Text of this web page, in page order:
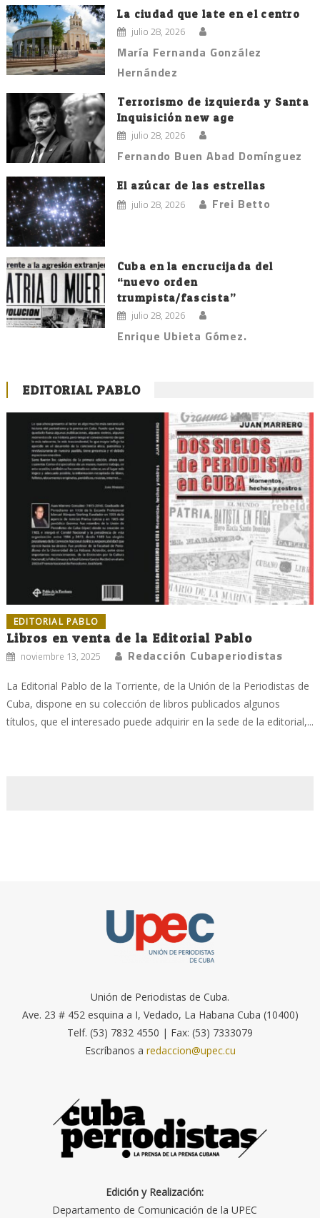
La ciudad que late en el centro
julio 28, 2026
María Fernanda González
Hernández
Terrorismo de izquierda y Santa
Inquisición new age
julio 28, 2026
Fernando Buen Abad Domínguez
El azúcar de las estrellas
julio 28, 2026 Frei Betto
Cuba en la encrucijada del
“nuevo orden
trumpista/fascista”
julio 28, 2026
Enrique Ubieta Gómez.
EDITORIAL PABLO
EDITORIAL PABLO
Libros en venta de la Editorial Pablo
noviembre 13, 2025 Redacción Cubaperiodistas
La Editorial Pablo de la Torriente, de la Unión de la Periodistas de
Cuba, dispone en su colección de libros publicados algunos
títulos, que el interesado puede adquirir en la sede de la editorial,...
Unión de Periodistas de Cuba.
Ave. 23 # 452 esquina a I, Vedado, La Habana Cuba (10400)
Telf. (53) 7832 4550 | Fax: (53) 7333079
Escríbanos a redaccion@upec.cu
Edición y Realización:
Departamento de Comunicación de la UPEC